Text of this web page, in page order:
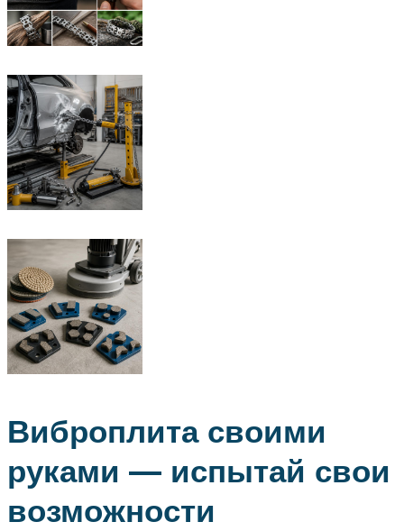
Виброплита своими
руками — испытай свои
возможности